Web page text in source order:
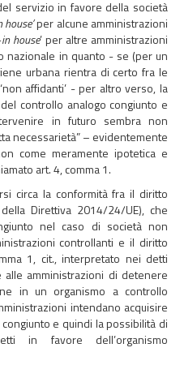
servizio in favore della società
house’per alcune amministrazioni
in house’ per altre amministrazioni
nazionale in quanto - se (per un
urbana rientra di certo fra le
affidanti’ - per altro verso, la
controllo analogo congiunto e
in futuro sembra non
necessarietà” – evidentemente
come meramente ipotetica e
art. 4, comma 1.
circa la conformità fra il diritto
Direttiva 2014/24/UE), che
nel caso di società non
controllanti e il diritto
1, cit., interpretato nei detti
amministrazioni di detenere
in un organismo a controllo
intendano acquisire
e quindi la possibilità di
in favore dell’organismo